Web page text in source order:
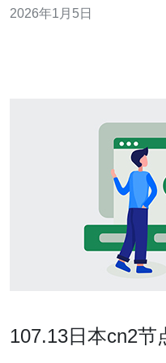
商，并解答相关的疑问，帮
2026年1月5日
107.13日本cn2节